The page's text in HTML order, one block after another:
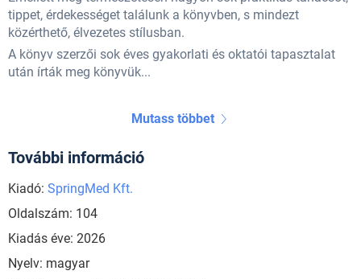
tippet, érdekességet találunk a könyvben, s mindezt
közérthető, élvezetes stílusban.
A könyv szerzői sok éves gyakorlati és oktatói tapasztalat
után írták meg könyvük...
Mutass többet
További információ
Kiadó: SpringMed Kft.
Oldalszám: 104
Kiadás éve: 2026
Nyelv: magyar